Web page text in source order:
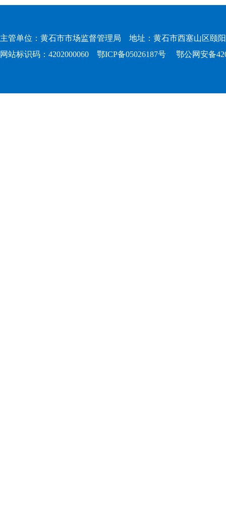
主管单位：黄石市市场监督管理局 地址：黄石市西塞山区颐
网站标识码：4202000060 鄂ICP备05026187号 鄂公网安备